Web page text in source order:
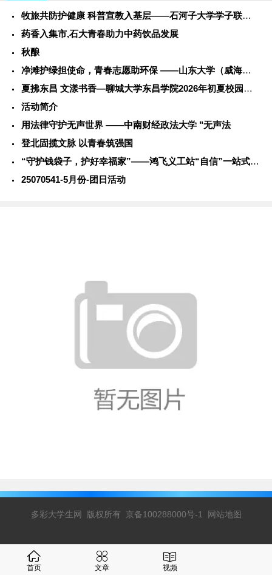
牧旅共防护健康 科普宣教入基层——石河子大学学子联动警务力量
药香入集市,石大青春助力中药饮品发展
秋酿
净滩护绿担使命，青春志愿助环保 ——山东大学（威海）学子社会
夏拂东昌 文漾书香—聊城大学东昌学院2026年初夏校园风光
活动简介
用法律守护无声世界 ——中南财经政法大学 "无声法
登北固揽文脉 以青春筑强国
“守护钱袋子，护好幸福家”——鸿飞义工站“自信”一站式学生社
25070541-5月份-团日活动
多彩大学生网 版权所有 京备100288000号-1 网站地图
首页 文章 视频